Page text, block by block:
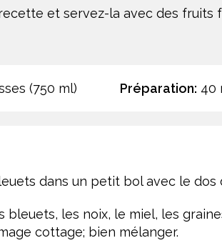
et servez-la avec des fruits
(750 ml) Préparation: 40
dans un petit bol avec le dos
bleuets, les noix, le miel, les
cottage; bien mélanger.